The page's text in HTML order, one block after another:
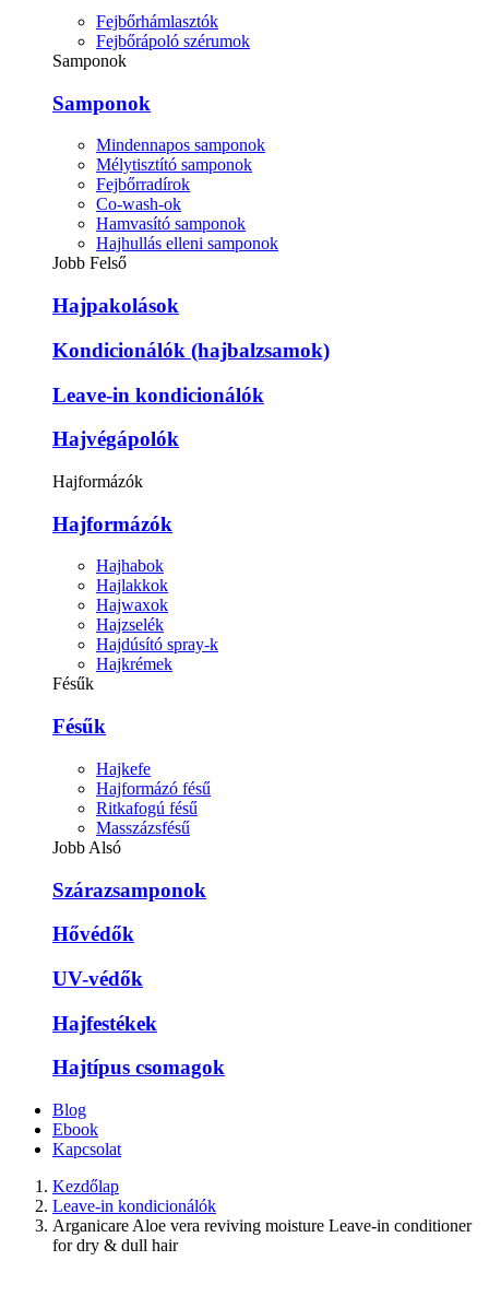
Fejbőrhámlasztók
Fejbőrápoló szérumok
Samponok
Samponok
Mindennapos samponok
Mélytisztító samponok
Fejbőrradírok
Co-wash-ok
Hamvasító samponok
Hajhullás elleni samponok
Jobb Felső
Hajpakolások
Kondicionálók (hajbalzsamok)
Leave-in kondicionálók
Hajvégápolók
Hajformázók
Hajformázók
Hajhabok
Hajlakkok
Hajwaxok
Hajzselék
Hajdúsító spray-k
Hajkrémek
Fésűk
Fésűk
Hajkefe
Hajformázó fésű
Ritkafogú fésű
Masszázsfésű
Jobb Alsó
Szárazsamponok
Hővédők
UV-védők
Hajfestékek
Hajtípus csomagok
Blog
Ebook
Kapcsolat
Kezdőlap
Leave-in kondicionálók
Arganicare Aloe vera reviving moisture Leave-in conditioner
for dry & dull hair